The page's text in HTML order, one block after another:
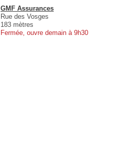
GMF Assurances
Rue des Vosges
183 mètres
Fermée, ouvre demain à 9h30